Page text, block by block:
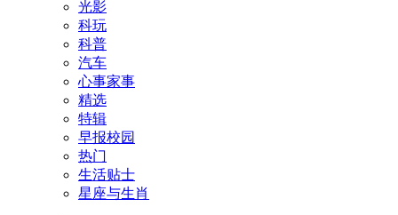
光影
科玩
科普
汽车
心事家事
精选
特辑
早报校园
热门
生活贴士
星座与生肖